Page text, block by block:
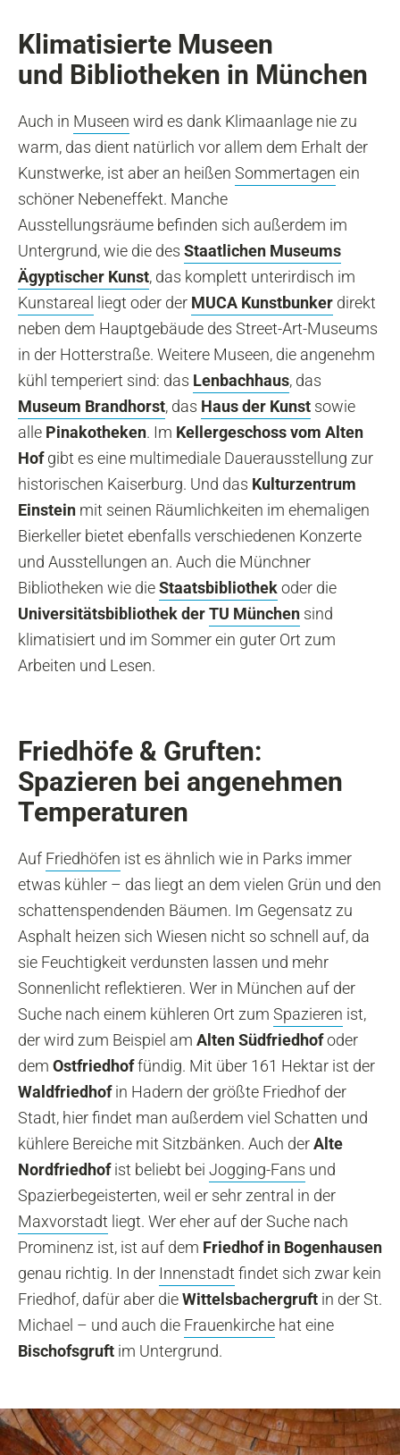
Klimatisierte Museen
und Bibliotheken in München
Auch in Museen wird es dank Klimaanlage nie zu
warm, das dient natürlich vor allem dem Erhalt der
Kunstwerke, ist aber an heißen Sommertagen ein
schöner Nebeneffekt. Manche
Ausstellungsräume befinden sich außerdem im
Untergrund, wie die des Staatlichen Museums
Ägyptischer Kunst, das komplett unterirdisch im
Kunstareal
liegt oder der MUCA Kunstbunker direkt
neben dem Hauptgebäude des Street-Art-Museums
in der Hotterstraße. Weitere Museen, die angenehm
kühl temperiert sind: das Lenbachhaus, das
Museum Brandhorst, das Haus der Kunst sowie
alle Pinakotheken. Im Kellergeschoss vom Alten
Hofgibt es eine multimediale Dauerausstellung zur
historischen Kaiserburg. Und das Kulturzentrum
Einstein mit seinen Räumlichkeiten im ehemaligen
Bierkeller bietet ebenfalls verschiedenen Konzerte
und Ausstellungen an. Auch die Münchner
Bibliotheken wie dieStaatsbibliothekoder die
Universitätsbibliothek derTU München sind
klimatisiert und im Sommer ein guter Ort zum
Arbeiten und Lesen.
Friedhöfe & Gruften:
Spazieren bei angenehmen
Temperaturen
Auf Friedhöfen ist es ähnlich wie in Parks immer
etwas kühler – das liegt an dem vielen Grün und den
schattenspendenden Bäumen. Im Gegensatz zu
Asphalt heizen sich Wiesen nicht so schnell auf, da
sie Feuchtigkeit verdunsten lassen und mehr
Sonnenlicht reflektieren. Wer in München auf der
Suche nach einem kühleren Ort zum Spazieren ist,
der wird zum Beispiel am Alten Südfriedhofoder
dem Ostfriedhoffündig. Mit über 161 Hektar ist der
Waldfriedhofin Hadern der größte Friedhof der
Stadt, hier findet man außerdem viel Schatten und
kühlere Bereiche mit Sitzbänken. Auch derAlte
Nordfriedhofist beliebt bei Jogging-Fans und
Spazierbegeisterten, weil er sehr zentral in der
Maxvorstadt liegt. Wer eher auf der Suche nach
Prominenz ist, ist auf dem Friedhof in Bogenhausen
genau richtig. In der Innenstadt findet sich zwar kein
Friedhof, dafür aber dieWittelsbachergruft in der St.
Michael – und auch die Frauenkirche hat eine
Bischofsgruft im Untergrund.